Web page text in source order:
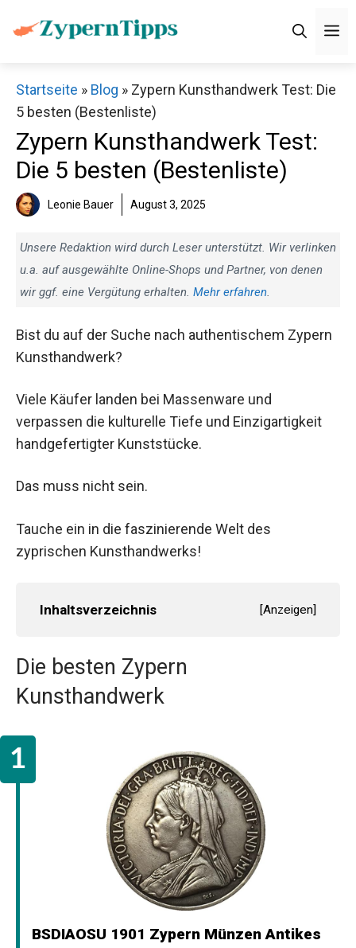
Inhalt
Startseite » Blog » Zypern Kunsthandwerk Test: Die
5 besten (Bestenliste)
Zypern Kunsthandwerk Test:
Die 5 besten (Bestenliste)
Leonie Bauer August 3, 2025
Unsere Redaktion wird durch Leser unterstützt. Wir verlinken
u.a. auf ausgewählte Online-Shops und Partner, von denen
wir ggf. eine Vergütung erhalten. Mehr erfahren.
Bist du auf der Suche nach authentischem Zypern
Kunsthandwerk?
Viele Käufer landen bei Massenware und
verpassen die kulturelle Tiefe und Einzigartigkeit
handgefertigter Kunststücke.
Das muss nicht sein.
Tauche ein in die faszinierende Welt des
zyprischen Kunsthandwerks!
Inhaltsverzeichnis [Anzeigen]
Die besten Zypern
Kunsthandwerk
BSDIAOSU 1901 Zypern Münzen Antikes